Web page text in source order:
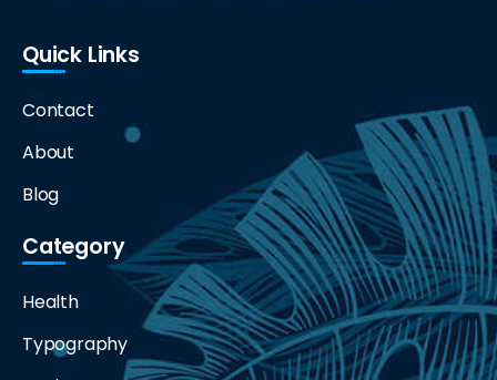
Quick Links
Contact
About
Blog
Category
Health
Typography